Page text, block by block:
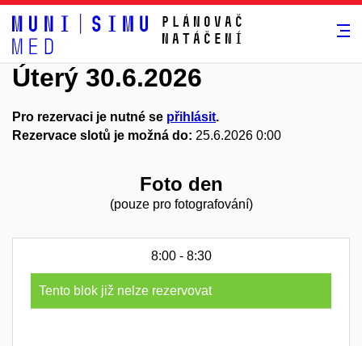
Plánovač
natáčení
Úterý 30.6.2026
Pro rezervaci je nutné se přihlásit.
Rezervace slotů je možná do: 25.6.2026 0:00
Foto den
(pouze pro fotografování)
8:00 - 8:30
Tento blok již nelze rezervovat